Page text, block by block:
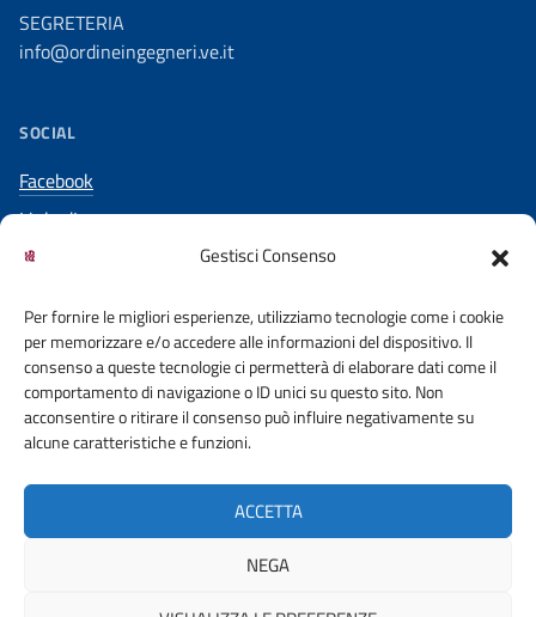
Gestisci Consenso
Per fornire le migliori esperienze, utilizziamo tecnologie come i cookie
per memorizzare e/o accedere alle informazioni del dispositivo. Il
consenso a queste tecnologie ci permetterà di elaborare dati come il
comportamento di navigazione o ID unici su questo sito. Non
acconsentire o ritirare il consenso può influire negativamente su
alcune caratteristiche e funzioni.
ACCETTA
NEGA
SEGRETERIA
info@ordineingegneri.ve.it
SOCIAL
Facebook
LinkedIn
YouTube
ACCESSO CIVICO COOKIE POLICY
PRIVACY POLICY DICHIARAZIONE DI ACCESSIBILITA’